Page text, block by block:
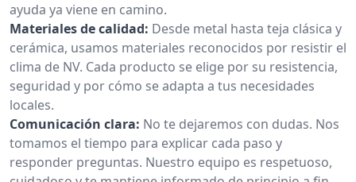
ayuda ya viene en camino.
Materiales de calidad: Desde metal hasta teja clásica y
cerámica, usamos materiales reconocidos por resistir el
clima de NV. Cada producto se elige por su resistencia,
seguridad y por cómo se adapta a tus necesidades
locales.
Comunicación clara: No te dejaremos con dudas. Nos
tomamos el tiempo para explicar cada paso y
responder preguntas. Nuestro equipo es respetuoso,